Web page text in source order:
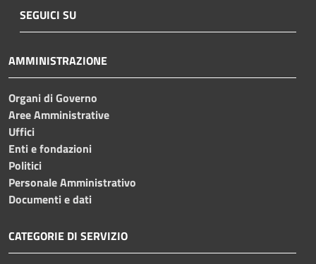
SEGUICI SU
AMMINISTRAZIONE
Organi di Governo
Aree Amministrative
Uffici
Enti e fondazioni
Politici
Personale Amministrativo
Documenti e dati
CATEGORIE DI SERVIZIO